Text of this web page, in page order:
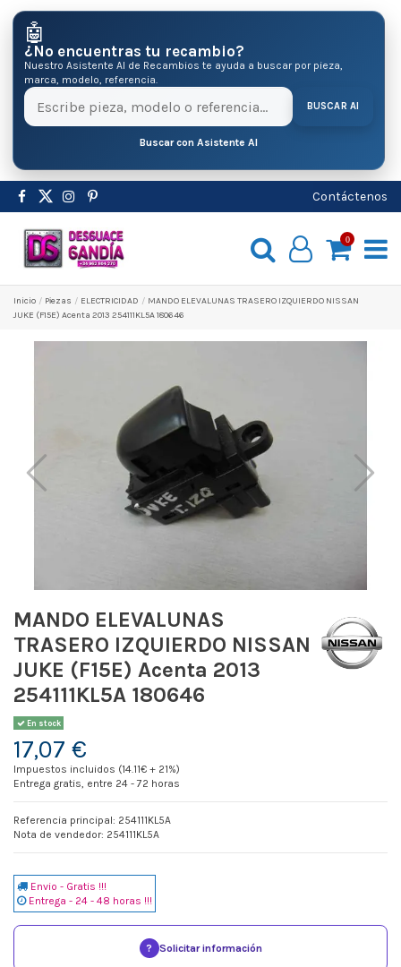
🤖
¿No encuentras tu recambio?
Nuestro Asistente AI de Recambios te ayuda a buscar por pieza,
marca, modelo, referencia.
BUSCAR AI
Buscar con Asistente AI
Contáctenos
0
Inicio Pіezas ELECTRICIDAD
MANDO ELEVALUNAS TRASERO IZQUIERDO NISSAN
JUKE (F15E) Acenta 2013 254111KL5A 180646
MANDO ELEVALUNAS
TRASERO IZQUIERDO NISSAN
JUKE (F15E) Acenta 2013
254111KL5A 180646
En stock
17,07 €
Impuestos incluidos (14.11€ + 21%)
Entrega gratis, entre 24 - 72 horas
Referencia principal: 254111KL5A
Nota de vendedor: 254111KL5A
Envio - Gratis !!!
Entrega - 24 - 48 horas !!!
? Solicitar información